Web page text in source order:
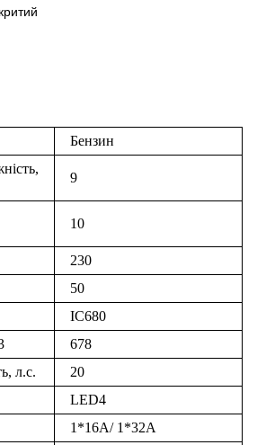
Бензин
9
10
230
50
IC680
678
л.с.
20
LED4
1*16A/ 1*32A